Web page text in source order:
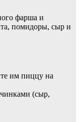
фарша и
помидоры, сыр и
им пиццу на
(сыр,